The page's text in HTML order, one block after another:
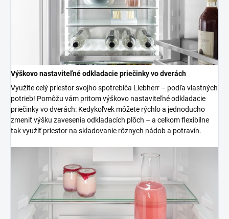
Výškovo nastaviteľné odkladacie priečinky vo dverách
Využite celý priestor svojho spotrebiča Liebherr – podľa vlastných
potrieb! Pomôžu vám pritom výškovo nastaviteľné odkladacie
priečinky vo dverách: Kedykoľvek môžete rýchlo a jednoducho
zmeniť výšku zavesenia odkladacích plôch – a celkom flexibilne
tak využiť priestor na skladovanie rôznych nádob a potravín.